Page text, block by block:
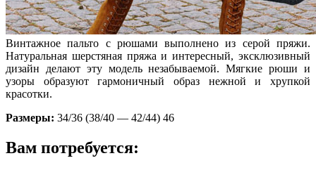
Винтажное пальто с рюшами выполнено из серой пряжи.
Натуральная шерстяная пряжа и интересный, эксклюзивный
дизайн делают эту модель незабываемой. Мягкие рюши и
узоры образуют гармоничный образ нежной и хрупкой
красотки.
Размеры: 34/36 (38/40 — 42/44) 46
Вам потребуется: